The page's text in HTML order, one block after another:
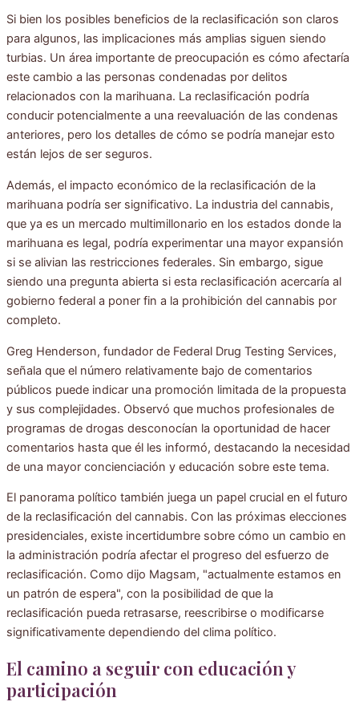
Si bien los posibles beneficios de la reclasificación son claros
para algunos, las implicaciones más amplias siguen siendo
turbias. Un área importante de preocupación es cómo afectaría
este cambio a las personas condenadas por delitos
relacionados con la marihuana. La reclasificación podría
conducir potencialmente a una reevaluación de las condenas
anteriores, pero los detalles de cómo se podría manejar esto
están lejos de ser seguros.
Además, el impacto económico de la reclasificación de la
marihuana podría ser significativo. La industria del cannabis,
que ya es un mercado multimillonario en los estados donde la
marihuana es legal, podría experimentar una mayor expansión
si se alivian las restricciones federales. Sin embargo, sigue
siendo una pregunta abierta si esta reclasificación acercaría al
gobierno federal a poner fin a la prohibición del cannabis por
completo.
Greg Henderson, fundador de Federal Drug Testing Services,
señala que el número relativamente bajo de comentarios
públicos puede indicar una promoción limitada de la propuesta
y sus complejidades. Observó que muchos profesionales de
programas de drogas desconocían la oportunidad de hacer
comentarios hasta que él les informó, destacando la necesidad
de una mayor concienciación y educación sobre este tema.
El panorama político también juega un papel crucial en el futuro
de la reclasificación del cannabis. Con las próximas elecciones
presidenciales, existe incertidumbre sobre cómo un cambio en
la administración podría afectar el progreso del esfuerzo de
reclasificación. Como dijo Magsam, "actualmente estamos en
un patrón de espera", con la posibilidad de que la
reclasificación pueda retrasarse, reescribirse o modificarse
significativamente dependiendo del clima político.
El camino a seguir con educación y
participación